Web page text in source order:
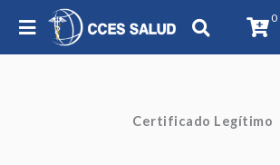
0
Certificado Legítimo